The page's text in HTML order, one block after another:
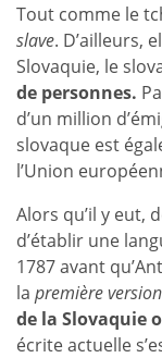
Tout comme le
slave. D’ailleurs,
Slovaquie, le
de personnes.
d’un million
slovaque est
l’Union
Alors qu’il y eut,
d’établir une
1787 avant
la première
de la Slovaquie
écrite actuelle